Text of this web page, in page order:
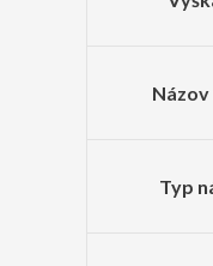
Typ